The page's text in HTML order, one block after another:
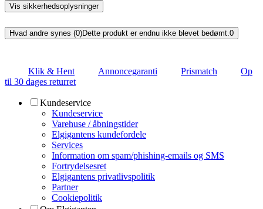
Vis sikkerhedsoplysninger
Hvad andre synes (0)Dette produkt er endnu ikke blevet bedømt.0
Klik & Hent Annoncegaranti Prismatch
Op
til 30 dages returret
Kundeservice
Kundeservice
Varehuse / åbningstider
Elgigantens kundefordele
Services
Information om spam/phishing-emails og SMS
Fortrydelsesret
Elgigantens privatlivspolitik
Partner
Cookiepolitik